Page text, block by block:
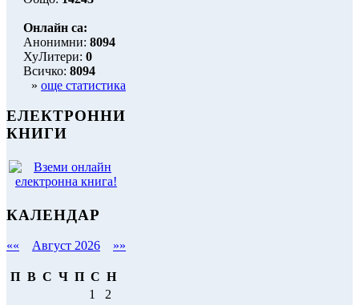
Онлайн са:
Анонимни: 8094
ХуЛитери: 0
Всичко: 8094
» още статистика
ЕЛЕКТРОННИ
КНИГИ
КАЛЕНДАР
«« Август 2026 »»
П В С Ч П С Н
1
2